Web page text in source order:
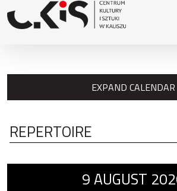
Skip to content
EXPAND CALENDAR
REPERTOIRE
Event number 1:
9AUGUST